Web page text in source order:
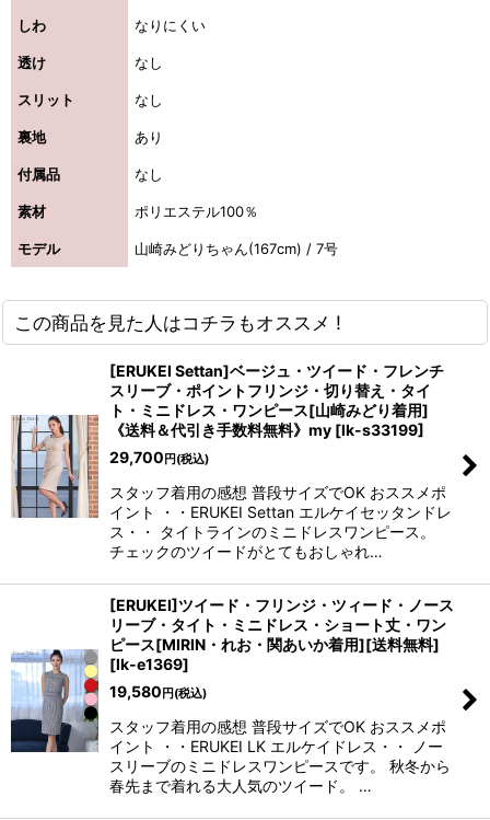
しわ なりにくい
透け なし
スリット なし
裏地 あり
付属品 なし
素材 ポリエステル100％
モデル 山崎みどりちゃん(167cm) / 7号
この商品を見た人はコチラもオススメ !
[ERUKEI Settan]ベージュ・ツイード・フレンチ
スリーブ・ポイントフリンジ・切り替え・タイ
ト・ミニドレス・ワンピース[山崎みどり着用]
《送料＆代引き手数料無料》my [lk-s33199]
29,700 円 (税込)
スタッフ着用の感想 普段サイズでOK おススメポ
イント ・・ERUKEI Settan エルケイセッタンドレ
ス・・ タイトラインのミニドレスワンピース。
チェックのツイードがとてもおしゃれ…
[ERUKEI]ツイード・フリンジ・ツィード・ノース
リーブ・タイト・ミニドレス・ショート丈・ワン
ピース[MIRIN・れお・関あいか着用][送料無料]
[lk-e1369]
19,580 円 (税込)
スタッフ着用の感想 普段サイズでOK おススメポ
イント ・・ERUKEI LK エルケイドレス・・ ノー
スリーブのミニドレスワンピースです。 秋冬から
春先まで着れる大人気のツイード。 …
ース
、自分らしく、美しく。-
エレガンスをひとさじー
エット。 夏の視線を独り占めする「夏の主役ラップロングドレス」